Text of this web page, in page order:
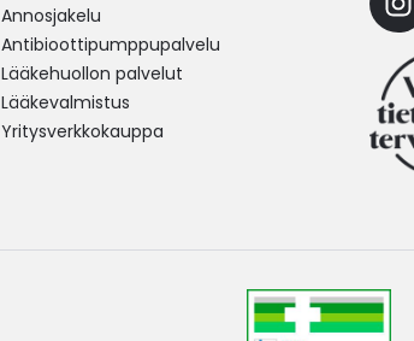
Annosjakelu
Antibioottipumppupalvelu
Lääkehuollon palvelut
Lääkevalmistus
Yritysverkkokauppa